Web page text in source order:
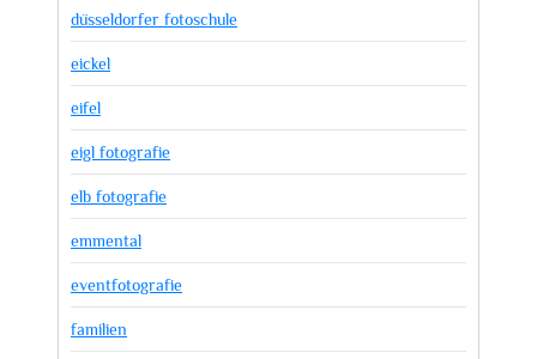
düsseldorfer fotoschule
eickel
eifel
eigl fotografie
elb fotografie
emmental
eventfotografie
familien